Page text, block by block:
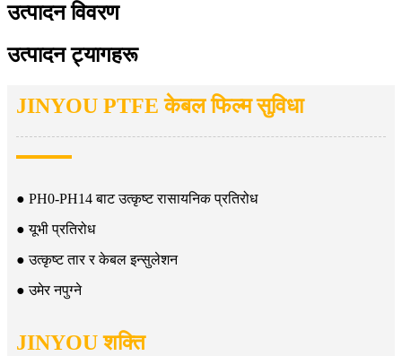
उत्पादन विवरण
उत्पादन ट्यागहरू
JINYOU PTFE केबल फिल्म सुविधा
● PH0-PH14 बाट उत्कृष्ट रासायनिक प्रतिरोध
● यूभी प्रतिरोध
● उत्कृष्ट तार र केबल इन्सुलेशन
● उमेर नपुग्ने
JINYOU शक्ति